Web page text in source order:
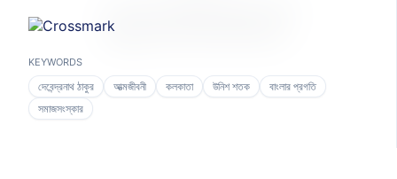
KEYWORDS
দেবেন্দ্রনাথ ঠাকুর আত্মজীবনী কলকাতা উনিশ শতক
বাংলার প্রগতি
সমাজসংস্কার
অনুগ্রহ করে অপেক্ষা করুন